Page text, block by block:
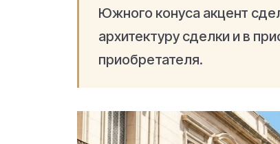
Южного конуса акцент
архитектуру сделки и в
приобретателя.